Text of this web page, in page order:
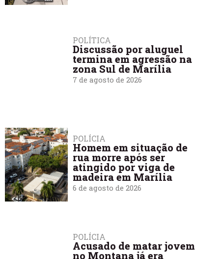
POLÍTICA
Discussão por aluguel
termina em agressão na
zona Sul de Marília
7 de agosto de 2026
POLÍCIA
Homem em situação de
rua morre após ser
atingido por viga de
madeira em Marília
6 de agosto de 2026
POLÍCIA
Acusado de matar jovem
no Montana já era